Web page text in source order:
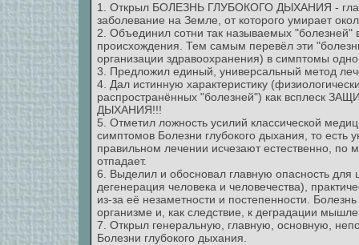
1. Открыл БОЛЕЗНЬ ГЛУБОКОГО ДЫХАНИЯ -
заболевание на Земле, от которого умирает
2. Объединил сотни так называемых "болезней"
происхождения. Тем самым перевёл эти
организации здравоохранения) в симптомы
3. Предложил единый, универсальный метод
4. Дал истинную характеристику
распространённых "болезней") как всплеск
ДЫХАНИЯ!!!
5. Отметил ложность усилий классической
симптомов Болезни глубокого дыхания, то
правильном лечении исчезают естественно, по
отпадает.
6. Выделил и обосновал главную опасность
дегенерация человека и человечества),
из-за её незаметности и постепенности.
организме и, как следствие, к деградации
7. Открыл генеральную, главную, основную,
Болезни глубокого дыхания.